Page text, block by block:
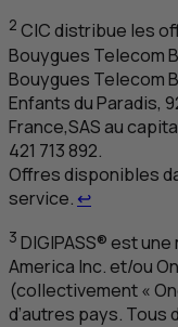
2 CICdistribue les
Bouygues Telecom
Bouygues Telecom
Enfants du Paradis,
France,SASau
421 713 892.
Offres disponibles
service. ↩Retour au
3 DIGIPASS® est
America Inc. et/ou
(collectivement «
d’autres pays. Tous